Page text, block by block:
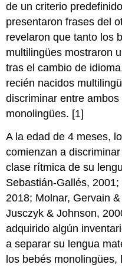
de un criterio
presentaron frases del
revelaron que tanto los
multilingües mostraron
tras el cambio de
recién nacidos
discriminar entre
monolingües. [1]
A la edad de 4 meses,
comienzan a
clase rítmica de su
Sebastián-Gallés,
2018; Molnar, Gervain
Jusczyk & Johnson,
adquirido algún
a separar su lengua
los bebés